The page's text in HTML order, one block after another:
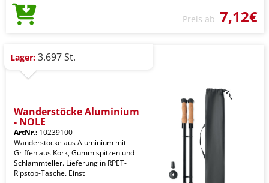
Preis ab 7,12€
Lager: 3.697 St.
Wanderstöcke Aluminium
- NOLE
ArtNr.: 10239100
Wanderstöcke aus Aluminium mit
Griffen aus Kork, Gummispitzen und
Schlammteller. Lieferung in RPET-
Ripstop-Tasche. Einst